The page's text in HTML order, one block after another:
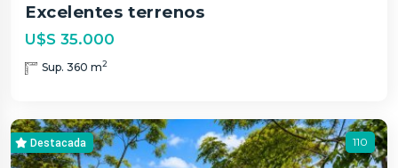
Excelentes terrenos
U$S 35.000
Sup. 360 m2
Destacada 110